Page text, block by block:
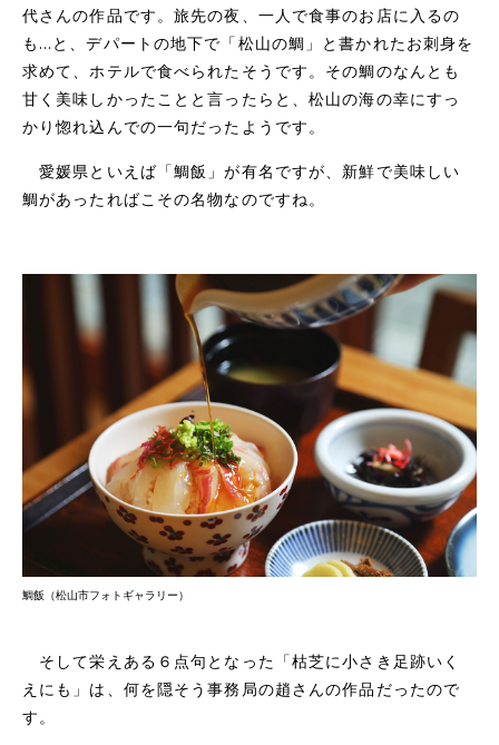
代さんの作品です。旅先の夜、一人で食事のお店に入るの
も…と、デパートの地下で「松山の鯛」と書かれたお刺身を
求めて、ホテルで食べられたそうです。その鯛のなんとも
甘く美味しかったことと言ったらと、松山の海の幸にすっ
かり惚れ込んでの一句だったようです。
愛媛県といえば「鯛飯」が有名ですが、新鮮で美味しい
鯛があったればこその名物なのですね。
鯛飯（松山市フォトギャラリー）
そして栄えある６点句となった「枯芝に小さき足跡いく
えにも」は、何を隠そう事務局の趙さんの作品だったので
す。